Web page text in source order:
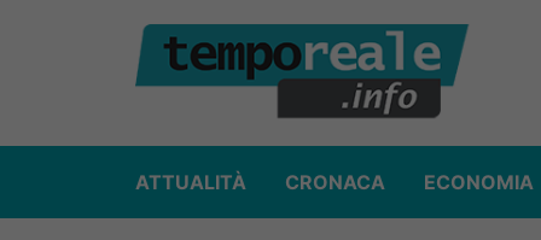
ATTUALITÀ CRONACA ECONOMIA